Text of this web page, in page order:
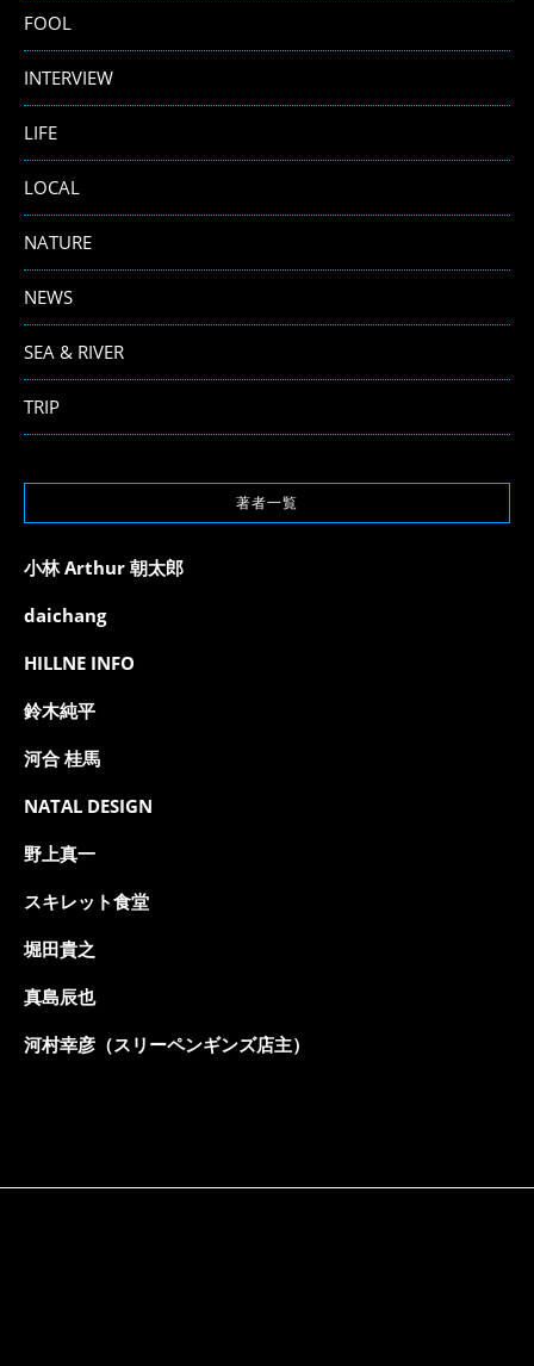
FOOL
INTERVIEW
LIFE
LOCAL
NATURE
NEWS
SEA & RIVER
TRIP
著者一覧
小林 Arthur 朝太郎
daichang
HILLNE INFO
鈴木純平
河合 桂馬
NATAL DESIGN
野上真一
スキレット食堂
堀田貴之
真島辰也
河村幸彦（スリーペンギンズ店主）